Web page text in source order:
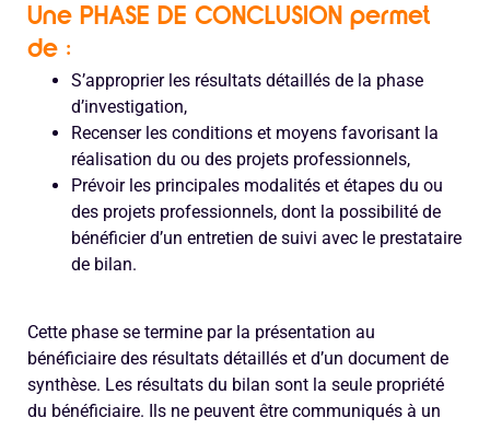
Une PHASE DE CONCLUSION permet
de :
S’approprier les résultats détaillés de la phase
d’investigation,
Recenser les conditions et moyens favorisant la
réalisation du ou des projets professionnels,
Prévoir les principales modalités et étapes du ou
des projets professionnels, dont la possibilité de
bénéficier d’un entretien de suivi avec le prestataire
de bilan.
Cette phase se termine par la présentation au
bénéficiaire des résultats détaillés et d’un document de
synthèse. Les résultats du bilan sont la seule propriété
du bénéficiaire. Ils ne peuvent être communiqués à un